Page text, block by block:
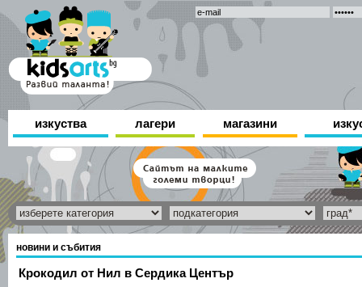
изкуства лагери магазини
новини и събития
Крокодил от Нил в Сердика Център